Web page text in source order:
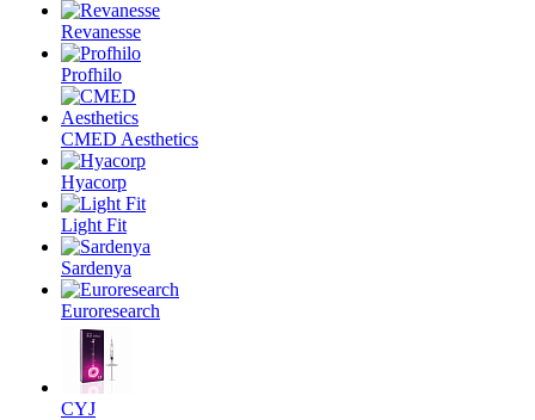
Revanesse
Profhilo
CMED Aesthetics
Hyacorp
Light Fit
Sardenya
Euroresearch
CYJ